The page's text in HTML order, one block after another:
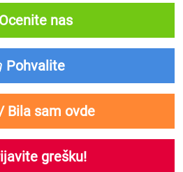
nas
Pohvalite
Bila sam ovde
grešku!